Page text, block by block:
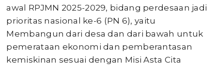
awal RPJMN 2025-2029, bidang perdesaan jadi
prioritas nasional ke-6 (PN 6), yaitu
Membangun dari desa dan dari bawah untuk
pemerataan ekonomi dan pemberantasan
kemiskinan sesuai dengan Misi Asta Cita